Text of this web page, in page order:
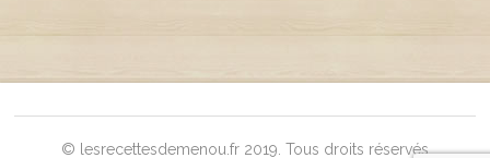
© lesrecettesdemenou.fr 2019. Tous droits réservés